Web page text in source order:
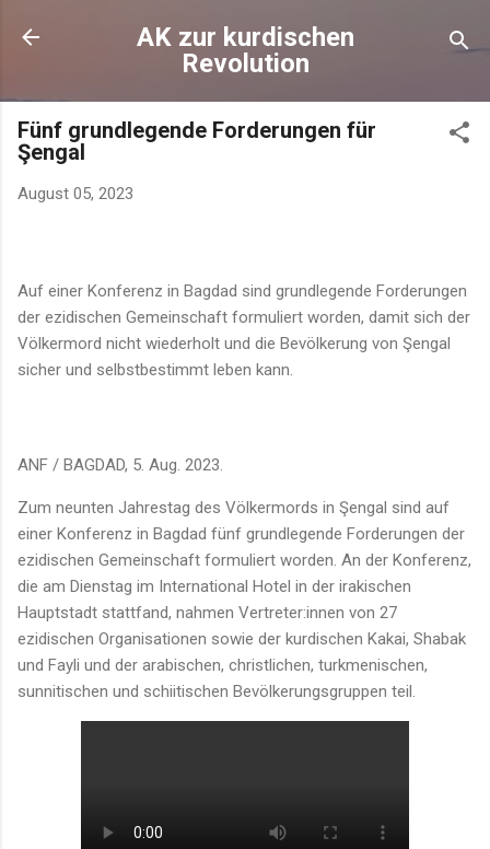
Direkt zum Hauptbereich
AK zur kurdischen
Revolution
Fünf grundlegende Forderungen für
Şengal
August 05, 2023
Auf einer Konferenz in Bagdad sind grundlegende Forderungen
der ezidischen Gemeinschaft formuliert worden, damit sich der
Völkermord nicht wiederholt und die Bevölkerung von Şengal
sicher und selbstbestimmt leben kann.
ANF / BAGDAD, 5. Aug. 2023.
Zum neunten Jahrestag des Völkermords in Şengal sind auf
einer Konferenz in Bagdad fünf grundlegende Forderungen der
ezidischen Gemeinschaft formuliert worden. An der Konferenz,
die am Dienstag im International Hotel in der irakischen
Hauptstadt stattfand, nahmen Vertreter:innen von 27
ezidischen Organisationen sowie der kurdischen Kakai, Shabak
und Fayli und der arabischen, christlichen, turkmenischen,
sunnitischen und schiitischen Bevölkerungsgruppen teil.